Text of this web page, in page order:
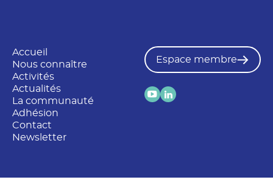
Accueil
Nous connaître
Activités
Actualités
La communauté
Adhésion
Contact
Newsletter
Espace membre